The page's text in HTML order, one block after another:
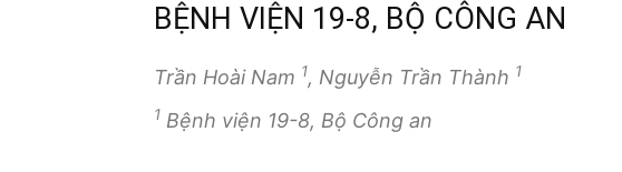
BỆNH VIỆN 19-8, BỘ CÔNG AN
Trần Hoài Nam 1, Nguyễn Trần Thành 1
1 Bệnh viện 19-8, Bộ Công an